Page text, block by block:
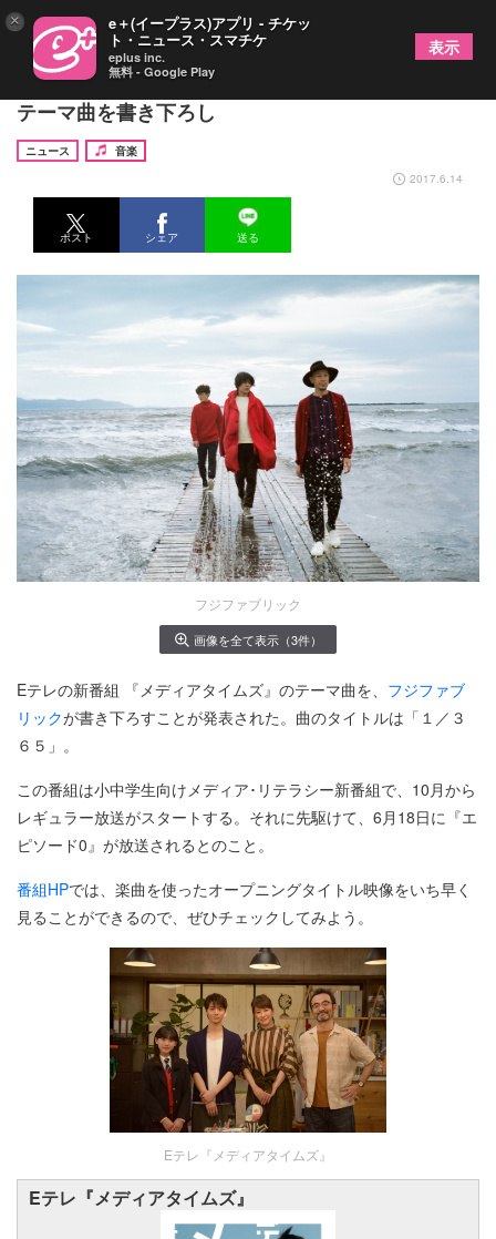
フジファブリック、芦田愛菜ら出演のEテレ新番組
テーマ曲を書き下ろし
ニュース
音楽
2017.6.14
ポスト シェア 送る
フジファブリック
画像を全て表示（3件）
Eテレの新番組 『メディアタイムズ』のテーマ曲を、 フジファブ
リックが書き下ろすことが発表された。曲のタイトルは「１／３
６５」。
この番組は小中学生向けメディア･リテラシー新番組で、10月から
レギュラー放送がスタートする。それに先駆けて、6月18日に『エ
ピソード0』が放送されるとのこと。
番組HPでは、楽曲を使ったオープニングタイトル映像をいち早く
見ることができるので、ぜひチェックしてみよう。
Eテレ『メディアタイムズ』
Eテレ『メディアタイムズ』
× e＋(イープラス)アプリ - チケッ
ト・ニュース・スマチケ
eplus inc.
無料 - Google Play
表示